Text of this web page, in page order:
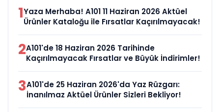
1Yaza Merhaba! A101 11 Haziran 2026 Aktüel
Ürünler Kataloğu ile Fırsatlar Kaçırılmayacak!
2A101'de 18 Haziran 2026 Tarihinde
Kaçırılmayacak Fırsatlar ve Büyük İndirimler!
3A101'de 25 Haziran 2026'da Yaz Rüzgarı:
İnanılmaz Aktüel Ürünler Sizleri Bekliyor!